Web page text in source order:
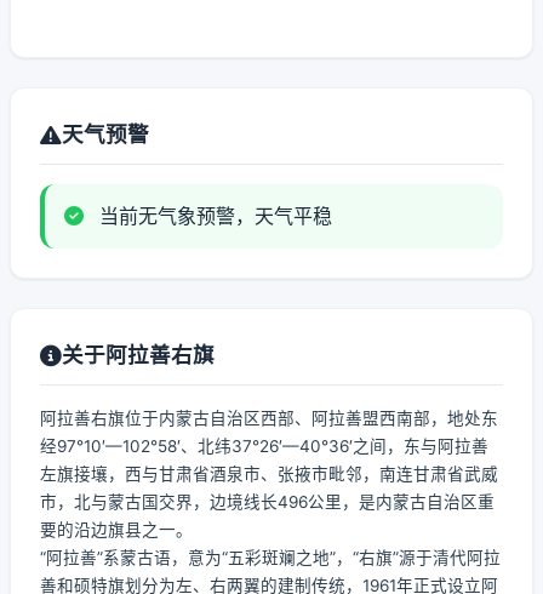
天气预警
当前无气象预警，天气平稳
关于阿拉善右旗
阿拉善右旗位于内蒙古自治区西部、阿拉善盟西南部，地处东
经97°10′—102°58′、北纬37°26′—40°36′之间，东与阿拉善
左旗接壤，西与甘肃省酒泉市、张掖市毗邻，南连甘肃省武威
市，北与蒙古国交界，边境线长496公里，是内蒙古自治区重
要的沿边旗县之一。
“阿拉善”系蒙古语，意为“五彩斑斓之地”，“右旗”源于清代阿拉
善和硕特旗划分为左、右两翼的建制传统，1961年正式设立阿